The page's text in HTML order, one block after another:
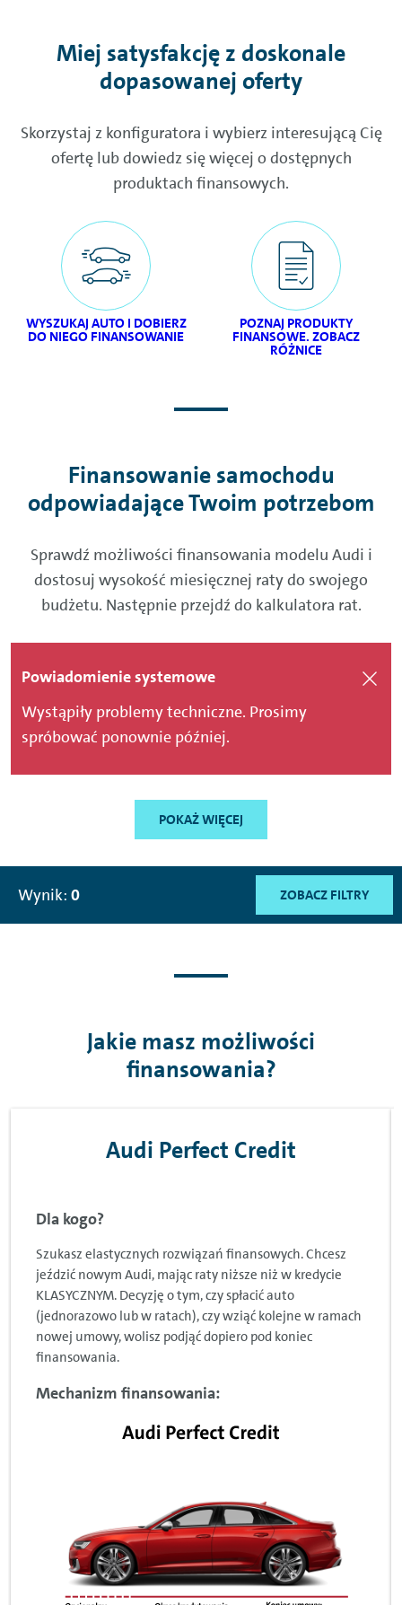
Miej satysfakcję z doskonale
dopasowanej oferty
Skorzystaj z konfiguratora i wybierz interesującą Cię
ofertę lub dowiedz się więcej o dostępnych
produktach finansowych.
WYSZUKAJ AUTO I DOBIERZ
DO NIEGO FINANSOWANIE
POZNAJ PRODUKTY
FINANSOWE. ZOBACZ
RÓŻNICE
Finansowanie samochodu
odpowiadające Twoim potrzebom
Sprawdź możliwości finansowania modelu Audi i
dostosuj wysokość miesięcznej raty do swojego
budżetu. Następnie przejdź do kalkulatora rat.
Powiadomienie systemowe
Wystąpiły problemy techniczne. Prosimy
spróbować ponownie później.
Wynik: 0 ZOBACZ FILTRY
POKAŻ WIĘCEJ
Jakie masz możliwości
finansowania?
Audi Perfect Credit
Dla kogo?
Szukasz elastycznych rozwiązań finansowych. Chcesz
jeździć nowym Audi, mając raty niższe niż w kredycie
KLASYCZNYM. Decyzję o tym, czy spłacić auto
(jednorazowo lub w ratach), czy wziąć kolejne w ramach
nowej umowy, wolisz podjąć dopiero pod koniec
finansowania.
Mechanizm finansowania: